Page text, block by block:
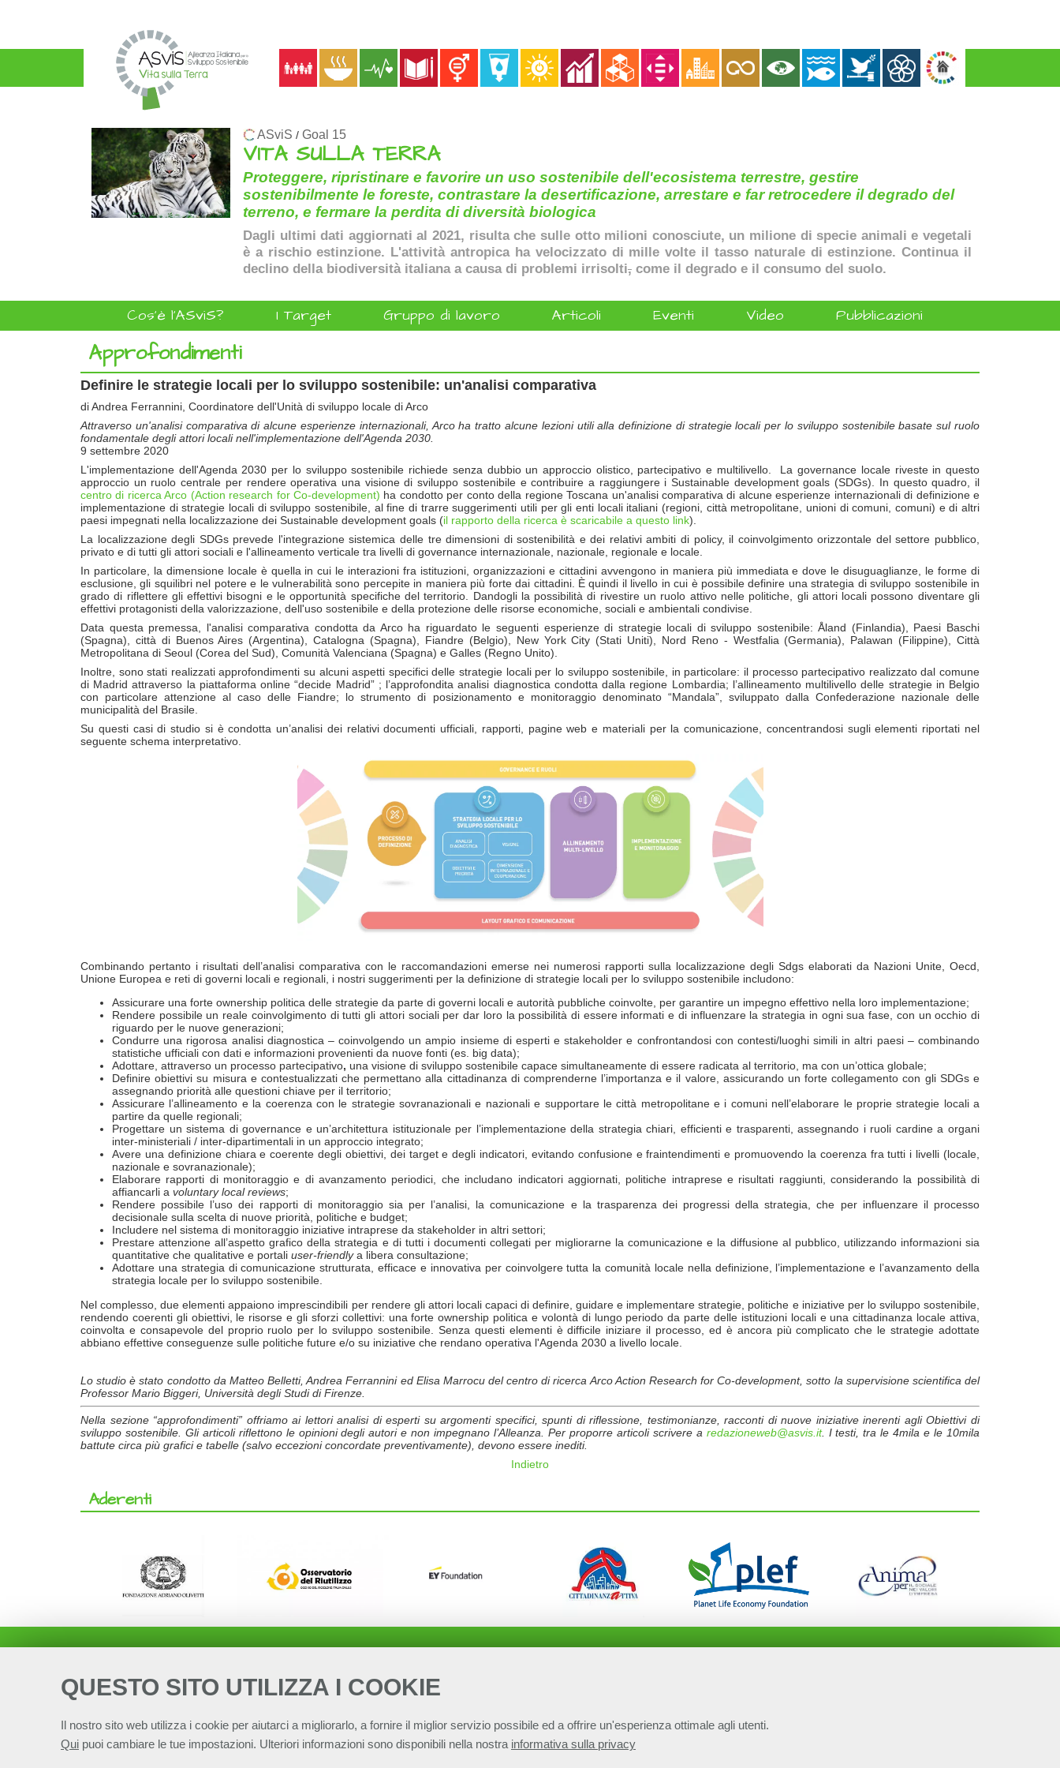
QUESTO SITO UTILIZZA I COOKIE
Il nostro sito web utilizza i cookie per aiutarci a migliorarlo, a fornire il miglior servizio possibile ed a offrire un'esperienza ottimale agli utenti.
Qui puoi cambiare le tue impostazioni. Ulteriori informazioni sono disponibili nella nostra informativa sulla privacy
ASviS / Goal 15
VITA SULLA TERRA
Proteggere, ripristinare e favorire un uso sostenibile dell'ecosistema terrestre, gestire
sostenibilmente le foreste, contrastare la desertificazione, arrestare e far retrocedere il degrado del
terreno, e fermare la perdita di diversità biologica
Dagli ultimi dati aggiornati al 2021, risulta che sulle otto milioni conosciute, un milione di specie animali e vegetali
è a rischio estinzione. L'attività antropica ha velocizzato di mille volte il tasso naturale di estinzione. Continua il
declino della biodiversità italiana a causa di problemi irrisolti, come il degrado e il consumo del suolo.
Cos'è l'ASviS? I Target Gruppo di lavoro Articoli Eventi Video Pubblicazioni
Approfondimenti
Definire le strategie locali per lo sviluppo sostenibile: un'analisi comparativa
di Andrea Ferrannini, Coordinatore dell'Unità di sviluppo locale di Arco
Attraverso un'analisi comparativa di alcune esperienze internazionali, Arco ha tratto alcune lezioni utili alla definizione di strategie locali per lo sviluppo sostenibile basate sul ruolo
fondamentale degli attori locali nell'implementazione dell'Agenda 2030.
9 settembre 2020
L'implementazione dell'Agenda 2030 per lo sviluppo sostenibile richiede senza dubbio un approccio olistico, partecipativo e multilivello. La governance locale riveste in questo
approccio un ruolo centrale per rendere operativa una visione di sviluppo sostenibile e contribuire a raggiungere i Sustainable development goals (SDGs). In questo quadro, il
centro di ricerca Arco (Action research for Co-development) ha condotto per conto della regione Toscana un'analisi comparativa di alcune esperienze internazionali di definizione e
implementazione di strategie locali di sviluppo sostenibile, al fine di trarre suggerimenti utili per gli enti locali italiani (regioni, città metropolitane, unioni di comuni, comuni) e di altri
paesi impegnati nella localizzazione dei Sustainable development goals (il rapporto della ricerca è scaricabile a questo link).
La localizzazione degli SDGs prevede l'integrazione sistemica delle tre dimensioni di sostenibilità e dei relativi ambiti di policy, il coinvolgimento orizzontale del settore pubblico,
privato e di tutti gli attori sociali e l'allineamento verticale tra livelli di governance internazionale, nazionale, regionale e locale.
In particolare, la dimensione locale è quella in cui le interazioni fra istituzioni, organizzazioni e cittadini avvengono in maniera più immediata e dove le disuguaglianze, le forme di
esclusione, gli squilibri nel potere e le vulnerabilità sono percepite in maniera più forte dai cittadini. È quindi il livello in cui è possibile definire una strategia di sviluppo sostenibile in
grado di riflettere gli effettivi bisogni e le opportunità specifiche del territorio. Dandogli la possibilità di rivestire un ruolo attivo nelle politiche, gli attori locali possono diventare gli
effettivi protagonisti della valorizzazione, dell'uso sostenibile e della protezione delle risorse economiche, sociali e ambientali condivise.
Data questa premessa, l'analisi comparativa condotta da Arco ha riguardato le seguenti esperienze di strategie locali di sviluppo sostenibile: Åland (Finlandia), Paesi Baschi
(Spagna), città di Buenos Aires (Argentina), Catalogna (Spagna), Fiandre (Belgio), New York City (Stati Uniti), Nord Reno - Westfalia (Germania), Palawan (Filippine), Città
Metropolitana di Seoul (Corea del Sud), Comunità Valenciana (Spagna) e Galles (Regno Unito).
Inoltre, sono stati realizzati approfondimenti su alcuni aspetti specifici delle strategie locali per lo sviluppo sostenibile, in particolare: il processo partecipativo realizzato dal comune
di Madrid attraverso la piattaforma online “decide Madrid” ; l’approfondita analisi diagnostica condotta dalla regione Lombardia; l’allineamento multilivello delle strategie in Belgio
con particolare attenzione al caso delle Fiandre; lo strumento di posizionamento e monitoraggio denominato “Mandala”, sviluppato dalla Confederazione nazionale delle
municipalità del Brasile.
Su questi casi di studio si è condotta un’analisi dei relativi documenti ufficiali, rapporti, pagine web e materiali per la comunicazione, concentrandosi sugli elementi riportati nel
seguente schema interpretativo.
Combinando pertanto i risultati dell’analisi comparativa con le raccomandazioni emerse nei numerosi rapporti sulla localizzazione degli Sdgs elaborati da Nazioni Unite, Oecd,
Unione Europea e reti di governi locali e regionali, i nostri suggerimenti per la definizione di strategie locali per lo sviluppo sostenibile includono:
Assicurare una forte ownership politica delle strategie da parte di governi locali e autorità pubbliche coinvolte, per garantire un impegno effettivo nella loro implementazione;
Rendere possibile un reale coinvolgimento di tutti gli attori sociali per dar loro la possibilità di essere informati e di influenzare la strategia in ogni sua fase, con un occhio di
riguardo per le nuove generazioni;
Condurre una rigorosa analisi diagnostica – coinvolgendo un ampio insieme di esperti e stakeholder e confrontandosi con contesti/luoghi simili in altri paesi – combinando
statistiche ufficiali con dati e informazioni provenienti da nuove fonti (es. big data);
Adottare, attraverso un processo partecipativo, una visione di sviluppo sostenibile capace simultaneamente di essere radicata al territorio, ma con un’ottica globale;
Definire obiettivi su misura e contestualizzati che permettano alla cittadinanza di comprenderne l’importanza e il valore, assicurando un forte collegamento con gli SDGs e
assegnando priorità alle questioni chiave per il territorio;
Assicurare l’allineamento e la coerenza con le strategie sovranazionali e nazionali e supportare le città metropolitane e i comuni nell’elaborare le proprie strategie locali a
partire da quelle regionali;
Progettare un sistema di governance e un’architettura istituzionale per l’implementazione della strategia chiari, efficienti e trasparenti, assegnando i ruoli cardine a organi
inter-ministeriali / inter-dipartimentali in un approccio integrato;
Avere una definizione chiara e coerente degli obiettivi, dei target e degli indicatori, evitando confusione e fraintendimenti e promuovendo la coerenza fra tutti i livelli (locale,
nazionale e sovranazionale);
Elaborare rapporti di monitoraggio e di avanzamento periodici, che includano indicatori aggiornati, politiche intraprese e risultati raggiunti, considerando la possibilità di
affiancarli a voluntary local reviews;
Rendere possibile l’uso dei rapporti di monitoraggio sia per l’analisi, la comunicazione e la trasparenza dei progressi della strategia, che per influenzare il processo
decisionale sulla scelta di nuove priorità, politiche e budget;
Includere nel sistema di monitoraggio iniziative intraprese da stakeholder in altri settori;
Prestare attenzione all’aspetto grafico della strategia e di tutti i documenti collegati per migliorarne la comunicazione e la diffusione al pubblico, utilizzando informazioni sia
quantitative che qualitative e portali user-friendlya libera consultazione;
Adottare una strategia di comunicazione strutturata, efficace e innovativa per coinvolgere tutta la comunità locale nella definizione, l’implementazione e l’avanzamento della
strategia locale per lo sviluppo sostenibile.
Nel complesso, due elementi appaiono imprescindibili per rendere gli attori locali capaci di definire, guidare e implementare strategie, politiche e iniziative per lo sviluppo sostenibile,
rendendo coerenti gli obiettivi, le risorse e gli sforzi collettivi: una forte ownership politica e volontà di lungo periodo da parte delle istituzioni locali e una cittadinanza locale attiva,
coinvolta e consapevole del proprio ruolo per lo sviluppo sostenibile. Senza questi elementi è difficile iniziare il processo, ed è ancora più complicato che le strategie adottate
abbiano effettive conseguenze sulle politiche future e/o su iniziative che rendano operativa l'Agenda 2030 a livello locale.
Lo studio è stato condotto da Matteo Belletti, Andrea Ferrannini ed Elisa Marrocu del centro di ricerca Arco Action Research for Co-development, sotto la supervisione scientifica del
Professor Mario Biggeri, Università degli Studi di Firenze.
Nella sezione “approfondimenti” offriamo ai lettori analisi di esperti su argomenti specifici, spunti di riflessione, testimonianze, racconti di nuove iniziative inerenti agli Obiettivi di
sviluppo sostenibile. Gli articoli riflettono le opinioni degli autori e non impegnano l’Alleanza. Per proporre articoli scrivere a redazioneweb@asvis.it. I testi, tra le 4mila e le 10mila
battute circa più grafici e tabelle (salvo eccezioni concordate preventivamente), devono essere inediti.
Indietro
Aderenti